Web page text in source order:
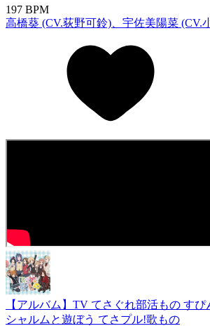
197 BPM
高橋葵 (CV.荻野可鈴)、宇佐美陽菜 (CV.
【アルバム】TV てさぐれ部活もの す
シャルムと遊ぼう てさプル!歌もの